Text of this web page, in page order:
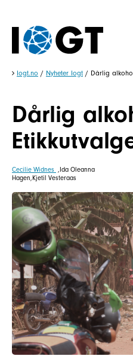
Iogt.no / Nyheter Iogt / Dårlig
Dårlig
Cecilie Widnes ,Ida Oleanna
Hagen,Kjetil Vesteraas